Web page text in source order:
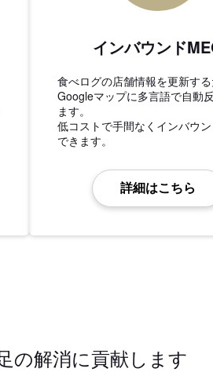
インバウンド
食べログの店舗情報を更新する
Googleマップに多言語で自動
ます。
低コストで手間なくインバウ
できます。
詳細はこちら
の解消に貢献します